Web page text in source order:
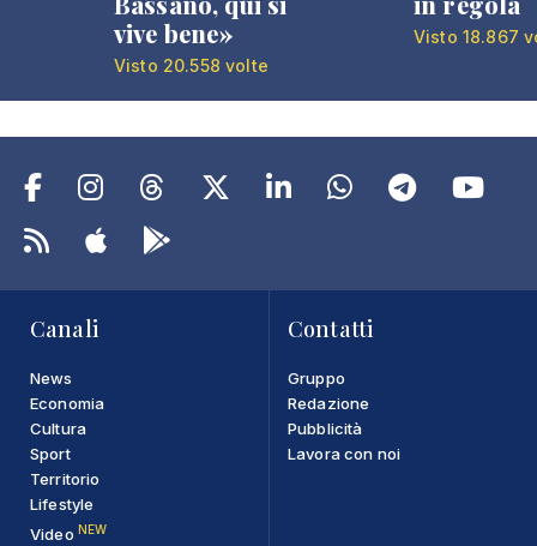
vive bene»
Visto 20.558 volte
Visto 18.867
Canali
News
Economia
Cultura
Sport
Territorio
Lifestyle
Video NEW
Contatti
Gruppo
Redazione
Pubblicità
Lavora con noi